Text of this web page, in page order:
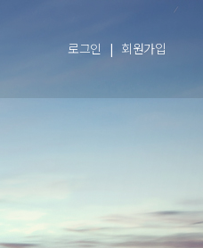
로그인 | 회원가입